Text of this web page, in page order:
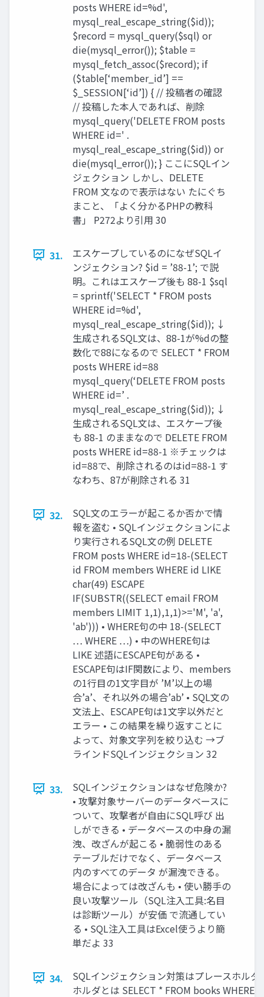
posts WHERE id=%d',
mysql_real_escape_string($id));
$record = mysql_query($sql) or
die(mysql_error()); $table =
mysql_fetch_assoc($record); if
($table[‘member_id’] ==
$_SESSION[‘id’]) { // 投稿者の確認
// 投稿した本人であれば、削除
mysql_query('DELETE FROM posts
WHERE id=' .
mysql_real_escape_string($id)) or
die(mysql_error()); } ここにSQLイン
ジェクション しかし、DELETE
FROM 文なので表示はない たにぐち
まこと、「よく分かるPHPの教科
書」 P272より引用 30
31.
エスケープしているのになぜSQLイ
ンジェクション? $id = ’88-1’; で説
明。これはエスケープ後も 88-1 $sql
= sprintf('SELECT * FROM posts
WHERE id=%d',
mysql_real_escape_string($id)); ↓
生成されるSQL文は、88-1が%dの整
数化で88になるので SELECT * FROM
posts WHERE id=88
mysql_query(‘DELETE FROM posts
WHERE id=’ .
mysql_real_escape_string($id)); ↓
生成されるSQL文は、エスケープ後
も 88-1 のままなので DELETE FROM
posts WHERE id=88-1 ※チェックは
id=88で、削除されるのはid=88-1 す
なわち、87が削除される 31
32.
SQL文のエラーが起こるか否かで情
報を盗む • SQLインジェクションによ
り実行されるSQL文の例 DELETE
FROM posts WHERE id=18-(SELECT
id FROM members WHERE id LIKE
char(49) ESCAPE
IF(SUBSTR((SELECT email FROM
members LIMIT 1,1),1,1)>='M', 'a',
'ab'))) • WHERE句の中 18-(SELECT
… WHERE …) • 中のWHERE句は
LIKE 述語にESCAPE句がある •
ESCAPE句はIF関数により、members
の1行目の1文字目が ’M’以上の場
合’a’、それ以外の場合’ab’ • SQL文の
文法上、ESCAPE句は1文字以外だと
エラー • この結果を繰り返すことに
よって、対象文字列を絞り込む →ブ
ラインドSQLインジェクション 32
33.
SQLインジェクションはなぜ危険か?
• 攻撃対象サーバーのデータベースに
ついて、攻撃者が自由にSQL呼び 出
しができる • データベースの中身の漏
洩、改ざんが起こる • 脆弱性のある
テーブルだけでなく、データベース
内のすべてのデータ が漏洩できる。
場合によっては改ざんも • 使い勝手の
良い攻撃ツール（SQL注入工具:名目
は診断ツール）が安価 で流通してい
る • SQL注入工具はExcel使うより簡
単だよ 33
34.
SQLインジェクション対策はプレースホルダ
ホルダとは SELECT * FROM books WHERE